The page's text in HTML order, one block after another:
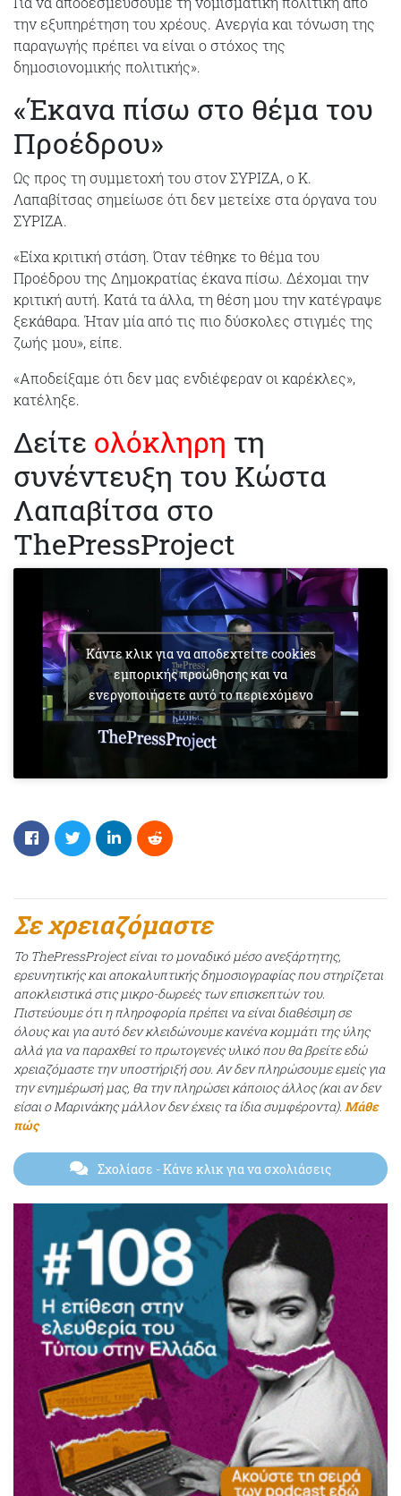
την εξυπηρέτηση του χρέους. Ανεργία και τόνωση της
παραγωγής πρέπει να είναι ο στόχος της
δημοσιονομικής πολιτικής».
«Έκανα πίσω στο θέμα του
Προέδρου»
Ως προς τη συμμετοχή του στον ΣΥΡΙΖΑ, ο Κ.
Λαπαβίτσας σημείωσε ότι δεν μετείχε στα όργανα του
ΣΥΡΙΖΑ.
«Είχα κριτική στάση. Όταν τέθηκε το θέμα του
Προέδρου της Δημοκρατίας έκανα πίσω. Δέχομαι την
κριτική αυτή. Κατά τα άλλα, τη θέση μου την κατέγραψε
ξεκάθαρα. Ήταν μία από τις πιο δύσκολες στιγμές της
ζωής μου», είπε.
«Αποδείξαμε ότι δεν μας ενδιέφεραν οι καρέκλες»,
κατέληξε.
Δείτε ολόκληρη τη
συνέντευξη του Κώστα
Λαπαβίτσα στο
ThePressProject
Κάντε κλικ για να αποδεχτείτε cookies
εμπορικής προώθησης και να
ενεργοποιήσετε αυτό το περιεχόμενο
Σε χρειαζόμαστε
Το ThePressProject είναι το μοναδικό μέσο ανεξάρτητης,
ερευνητικής και αποκαλυπτικής δημοσιογραφίας που στηρίζεται
αποκλειστικά στις μικρο-δωρεές των επισκεπτών του.
Πιστεύουμε ότι η πληροφορία πρέπει να είναι διαθέσιμη σε
όλους και για αυτό δεν κλειδώνουμε κανένα κομμάτι της ύλης
αλλά για να παραχθεί το πρωτογενές υλικό που θα βρείτε εδώ
χρειαζόμαστε την υποστήριξή σου. Αν δεν πληρώσουμε εμείς για
την ενημέρωσή μας, θα την πληρώσει κάποιος άλλος (και αν δεν
είσαι ο Μαρινάκης μάλλον δεν έχεις τα ίδια συμφέροντα). Μάθε
πώς
Σχολίασε - Κάνε κλικ για να σχολιάσεις